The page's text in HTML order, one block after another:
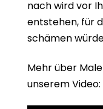
nach wird vor
entstehen, für
schämen
Mehr über
unserem Video: